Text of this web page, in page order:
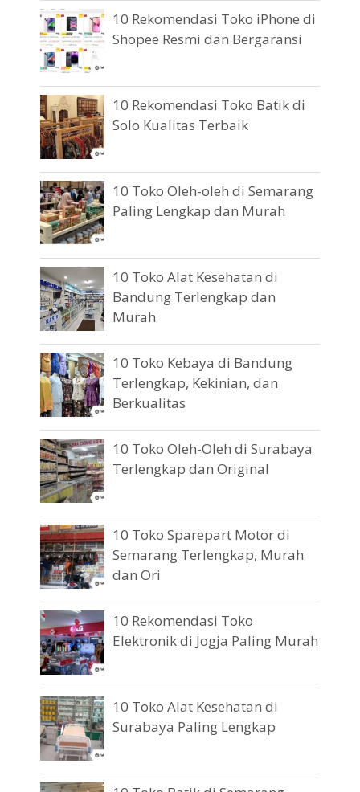
10 Rekomendasi Toko iPhone di
Shopee Resmi dan Bergaransi
10 Rekomendasi Toko Batik di
Solo Kualitas Terbaik
10 Toko Oleh-oleh di Semarang
Paling Lengkap dan Murah
10 Toko Alat Kesehatan di
Bandung Terlengkap dan
Murah
10 Toko Kebaya di Bandung
Terlengkap, Kekinian, dan
Berkualitas
10 Toko Oleh-Oleh di Surabaya
Terlengkap dan Original
10 Toko Sparepart Motor di
Semarang Terlengkap, Murah
dan Ori
10 Rekomendasi Toko
Elektronik di Jogja Paling Murah
10 Toko Alat Kesehatan di
Surabaya Paling Lengkap